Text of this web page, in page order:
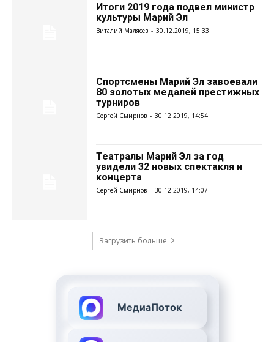
Итоги 2019 года подвел министр
культуры Марий Эл
Виталий Малясев - 30.12.2019, 15:33
Спортсмены Марий Эл завоевали
80 золотых медалей престижных
турниров
Сергей Смирнов - 30.12.2019, 14:54
Театралы Марий Эл за год
увидели 32 новых спектакля и
концерта
Сергей Смирнов - 30.12.2019, 14:07
Загрузить больше
МедиаПоток